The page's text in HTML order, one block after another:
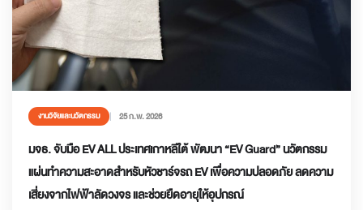
งานวิจัยและนวัตกรรม 25 ก.พ. 2026
มจธ. จับมือ EV ALL ประเทศเกาหลีใต้ พัฒนา “EV Guard” นวัตกรรม
แผ่นทำความสะอาดสำหรับหัวชาร์จรถ EV เพื่อความปลอดภัย ลดความ
เสี่ยงจากไฟฟ้าลัดวงจร และช่วยยืดอายุให้อุปกรณ์